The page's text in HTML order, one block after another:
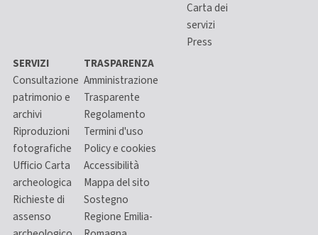
Carta dei
servizi
Press
SERVIZI
Consultazione
patrimonio e
archivi
Riproduzioni
fotografiche
Ufficio Carta
archeologica
Richieste di
assenso
TRASPARENZA
Amministrazione
Trasparente
Regolamento
Termini d'uso
Policy e cookies
Accessibilità
Mappa del sito
Sostegno
Regione Emilia-